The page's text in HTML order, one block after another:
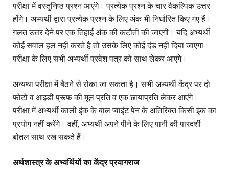
परीक्षा में वस्तुनिष्ठ प्रश्न आएंगे। प्रत्येक प्रश्न के चार वैकल्पिक उत्तर
होंगे। अभ्यर्थी द्वारा प्रत्येक प्रश्न के लिए अंक भी निर्धारित किए गए हैं।
गलत उत्तर देने पर एक तिहाई अंक की कटौती की जाएगी। यदि अभ्यर्थी
कोई सवाल हल नहीं करते हैं तो उसके लिए कोई दंड नहीं दिया जाएगा।
परीक्षा के लिए सभी अभ्यर्थी प्रवेश पत्र को साथ लेकर आएंगे।
अन्यथा परीक्षा में बैठने से रोका जा सकता है। सभी अभ्यर्थी केंद्र पर दो
फोटो व आइडी प्रूफ की मूल प्रति व एक छायाप्रति लेकर आएंगे।
परीक्षा में अभ्यर्थी काली इंक के बाल प्वाइंट पेन के अतिरिक्त किसी इंक का
प्रयोग नहीं करेंगे। वहीं, अभ्यर्थी अपने पीने के लिए पानी की पारदर्शी
बोतल साथ रख सकते हैं।
अर्थशास्त्र के अभ्यर्थियों का केंद्र प्रयागराज